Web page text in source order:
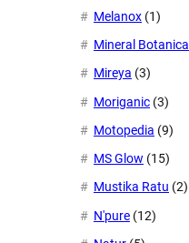
Melanox (1)
Mineral Botanica
Mireya (3)
Moriganic (3)
Motopedia (9)
MS Glow (15)
Mustika Ratu (2)
N'pure (12)